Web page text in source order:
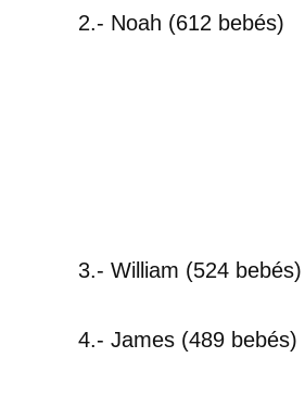
2.- Noah (612 bebés)
3.- William (524 bebés)
4.- James (489 bebés)